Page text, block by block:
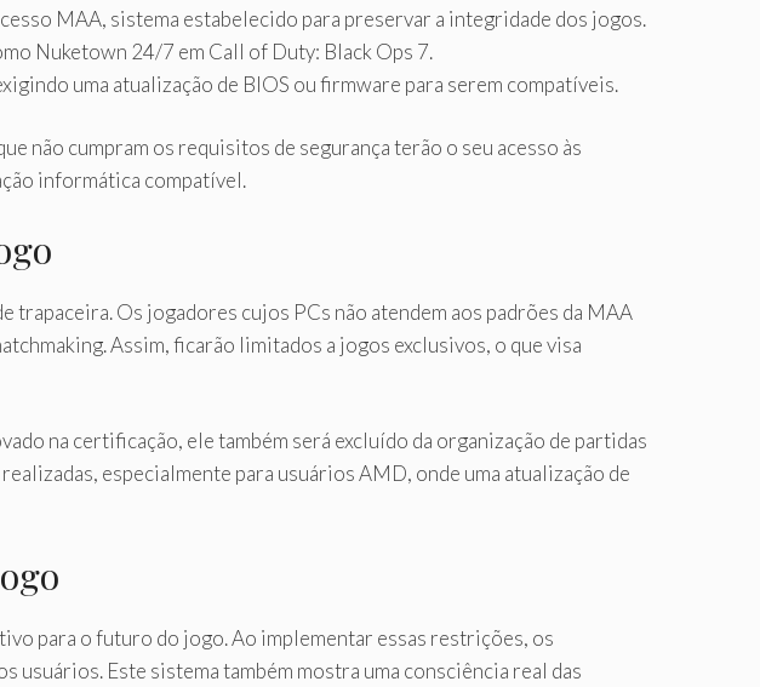
MAA, sistema estabelecido para preservar a integridade dos jogos.
Nuketown 24/7 em Call of Duty: Black Ops 7.
uma atualização de BIOS ou firmware para serem compatíveis.
não cumpram os requisitos de segurança terão o seu acesso às
informática compatível.
Os jogadores cujos PCs não atendem aos padrões da MAA
Assim, ficarão limitados a jogos exclusivos, o que visa
na certificação, ele também será excluído da organização de partidas
especialmente para usuários AMD, onde uma atualização de
para o futuro do jogo. Ao implementar essas restrições, os
Este sistema também mostra uma consciência real das